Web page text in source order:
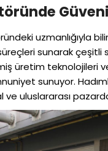
uzmanlığıyla
sunarak çeşitli
üretim teknolojileri
sunuyor.
uluslararası